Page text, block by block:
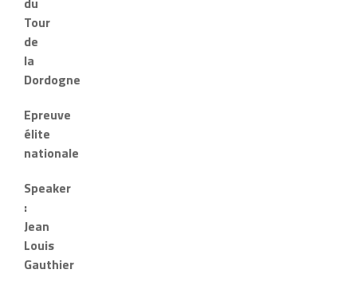
Tour
de
la
Dordogne
Epreuve
élite
nationale
Speaker
:
Jean
Louis
Gauthier